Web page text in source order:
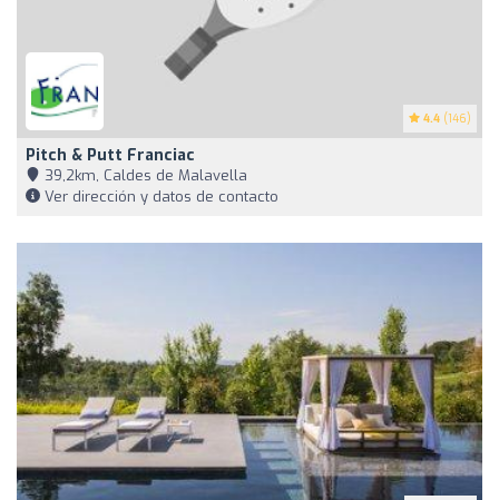
4.4 (146)
Pitch & Putt Franciac
39,2km, Caldes de Malavella
Ver dirección y datos de contacto